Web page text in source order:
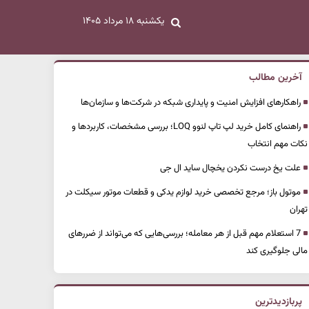
یکشنبه ۱۸ مرداد ۱۴۰۵
آخرین مطالب
راهکارهای افزایش امنیت و پایداری شبکه در شرکت‌ها و سازمان‌ها
راهنمای کامل خرید لپ تاپ لنوو LOQ؛ بررسی مشخصات، کاربردها و
نکات مهم انتخاب
علت یخ درست نکردن یخچال ساید ال جی
موتول باز؛ مرجع تخصصی خرید لوازم یدکی و قطعات موتور سیکلت در
تهران
7 استعلام مهم قبل از هر معامله؛ بررسی‌هایی که می‌تواند از ضررهای
مالی جلوگیری کند
پربازدیدترین